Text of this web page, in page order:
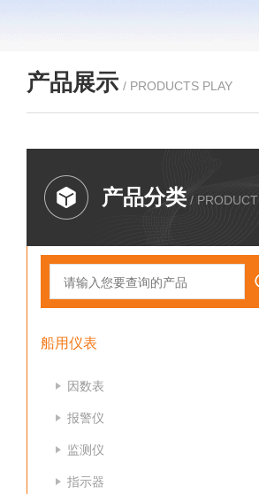
产品展示 / PRODUCTS PLAY
产品分类 / PRODUCT
船用仪表
因数表
报警仪
监测仪
指示器